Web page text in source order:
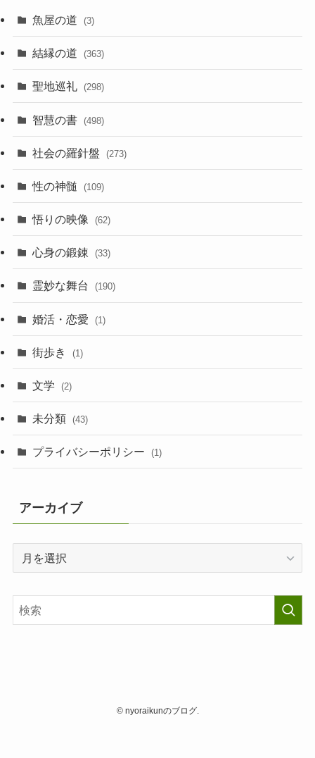
魚屋の道 (3)
結縁の道 (363)
聖地巡礼 (298)
智慧の書 (498)
社会の羅針盤 (273)
性の神髄 (109)
悟りの映像 (62)
心身の鍛錬 (33)
霊妙な舞台 (190)
婚活・恋愛 (1)
街歩き (1)
文学 (2)
未分類 (43)
プライバシーポリシー (1)
アーカイブ
イ
©nyoraikunのブログ.